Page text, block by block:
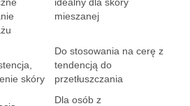
mieszanej
skóry
Do stosowania na cerę z
tendencją do
przetłuszczania
Dla osób z